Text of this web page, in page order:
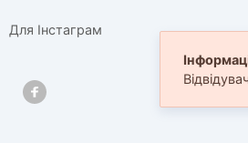
Для Інстаграм